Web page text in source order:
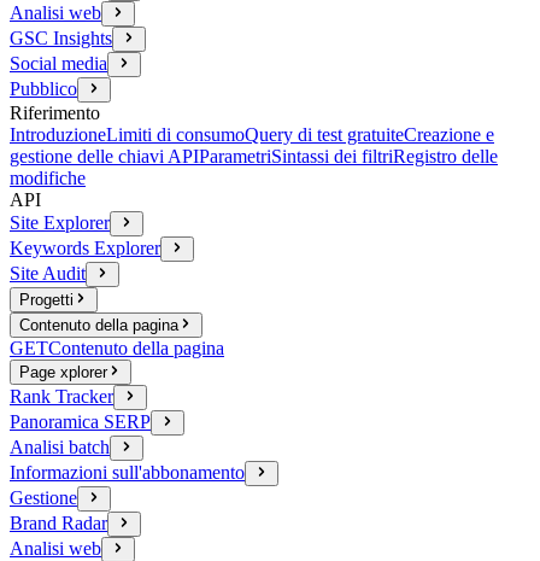
Analisi web
GSC Insights
Social media
Pubblico
Riferimento
IntroduzioneLimiti di consumoQuery di test gratuiteCreazione e
gestione delle chiavi APIParametriSintassi dei filtriRegistro delle
modifiche
API
Site Explorer
Keywords Explorer
Site Audit
Progetti
Contenuto della pagina
GETContenuto della pagina
Page xplorer
Rank Tracker
Panoramica SERP
Analisi batch
Informazioni sull'abbonamento
Gestione
Brand Radar
Analisi web